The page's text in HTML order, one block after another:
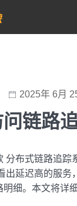
- 路
2025年 6月
链路
分布式链路追踪
出延迟高的服务
明细。本文将详